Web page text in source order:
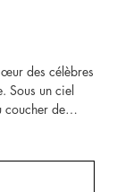
des célèbres
Sous un ciel
coucher de
en pierre
illustre
avec des